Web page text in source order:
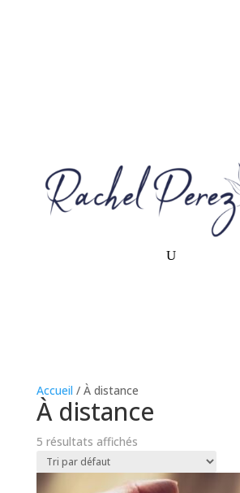
Accueil / À distance
À distance
5 résultats affichés